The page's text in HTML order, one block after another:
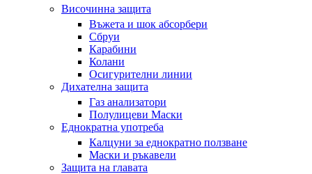
Височинна защита
Въжета и шок абсорбери
Сбруи
Карабини
Колани
Осигурителни линии
Дихателна защита
Газ анализатори
Полулицеви Маски
Еднократна употреба
Калцуни за еднократно ползване
Маски и ръкавели
Защита на главата